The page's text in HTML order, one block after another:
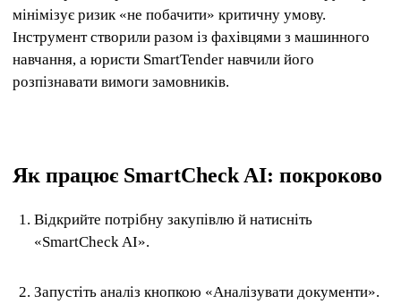
мінімізує ризик «не побачити» критичну умову.
Інструмент створили разом із фахівцями з машинного
навчання, а юристи SmartTender навчили його
розпізнавати вимоги замовників.
Як працює SmartCheck AI: покроково
Відкрийте потрібну закупівлю й натисніть
«SmartCheck AI».
Запустіть аналіз кнопкою «Аналізувати документи».